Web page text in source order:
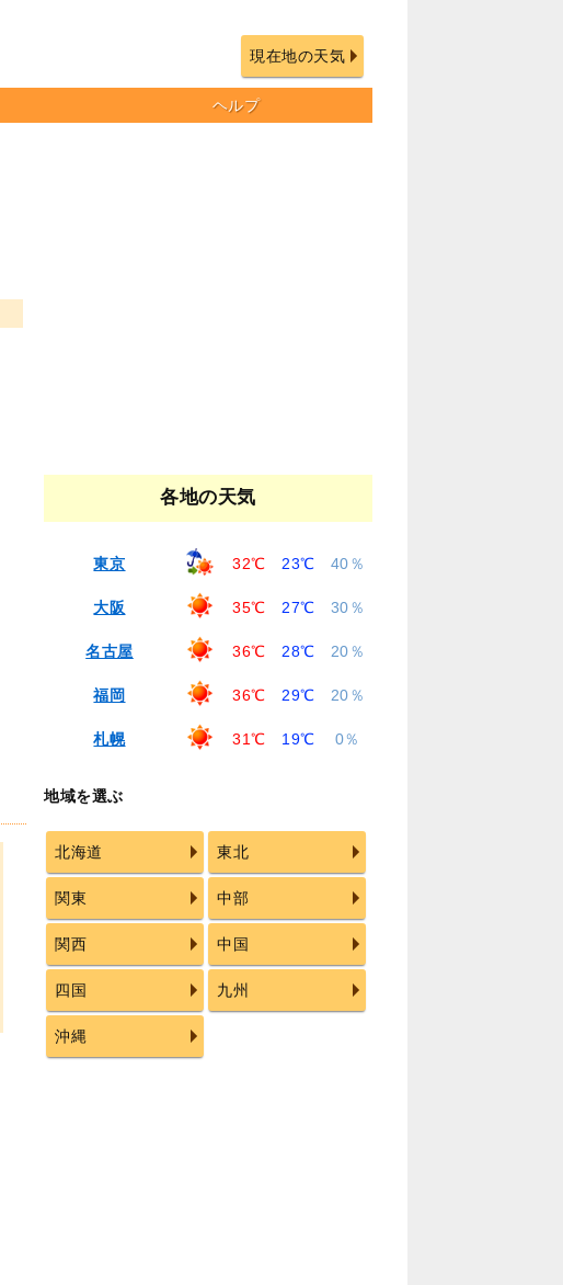
現在地の天気
ヘルプ
各地の天気
東京 32℃ 23℃ 40％
大阪 35℃ 27℃ 30％
名古屋 36℃ 28℃ 20％
福岡 36℃ 29℃ 20％
札幌 31℃ 19℃ 0％
地域を選ぶ
北海道 東北
関東 中部
関西 中国
四国 九州
沖縄